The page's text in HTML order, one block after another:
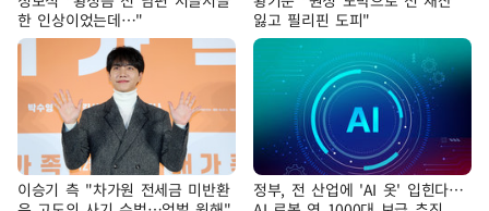
한 인상이었는데…"
잃고 필리핀 도피"
이승기 측 "차가원 전세금 미반환
정부, 전 산업에 'AI 옷' 입힌다…